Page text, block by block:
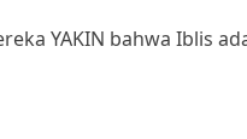
YAKIN bahwa Iblis